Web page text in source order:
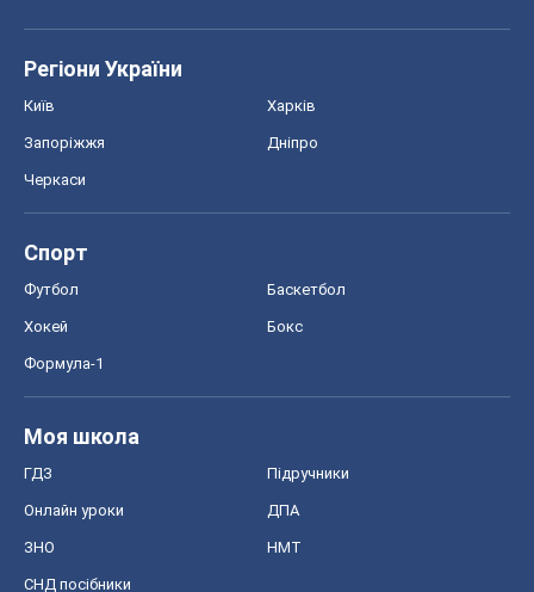
Регіони України
Київ Харків
Запоріжжя Дніпро
Черкаси
Спорт
Футбол Баскетбол
Хокей Бокс
Формула-1
Моя школа
ГДЗ Підручники
Онлайн уроки ДПА
ЗНО НМТ
СНД посібники